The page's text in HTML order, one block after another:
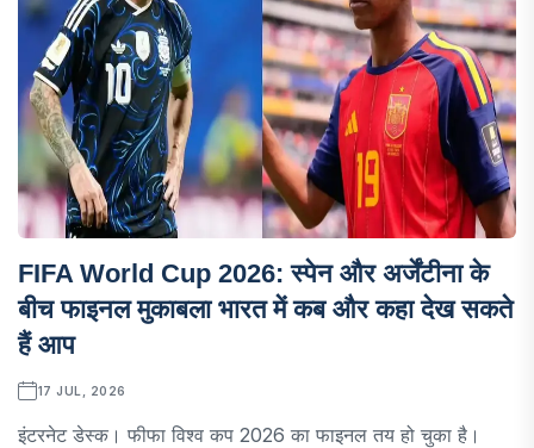
FIFA World Cup 2026: स्पेन और अर्जेंटीना के
बीच फाइनल मुकाबला भारत में कब और कहा देख सकते
हैं आप
17 JUL, 2026
इंटरनेट डेस्क। फीफा विश्व कप 2026 का फाइनल तय हो चुका है।